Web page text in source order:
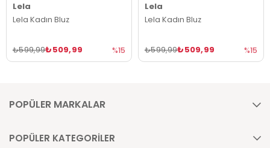
Lela
Lela Kadın Bluz
₺509,99
₺599,99 %15
Lela
Lela Kadın Bluz
₺509,99
₺599,99 %15
POPÜLER MARKALAR
POPÜLER KATEGORİLER